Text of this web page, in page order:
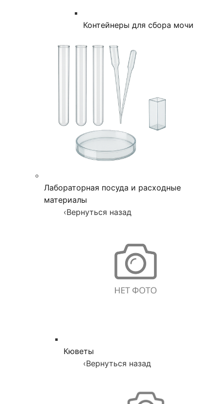
Контейнеры для сбора мочи
Лабораторная посуда и расходные
материалы
‹Вернуться назад
Кюветы
‹Вернуться назад